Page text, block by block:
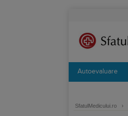
Autoevaluare
SfatulMedicului.ro ›